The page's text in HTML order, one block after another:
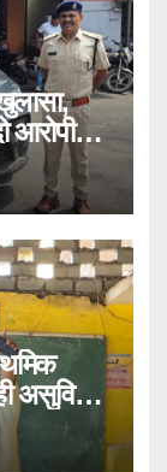
आरोपी
असुविधा